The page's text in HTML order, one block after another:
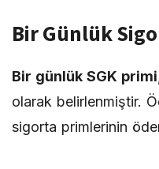
Bir Günlük
Bir günlük SGK primi,
olarak belirlenmiştir.
sigorta primlerinin